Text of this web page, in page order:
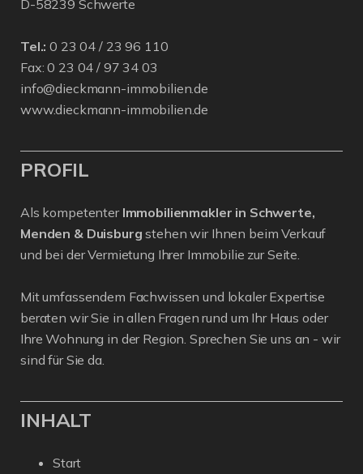
D-58239 Schwerte
Tel.: 0 23 04 / 23 96 110
Fax: 0 23 04 / 97 34 03
info@dieckmann-immobilien.de
www.dieckmann-immobilien.de
PROFIL
Als kompetenter Immobilienmakler in Schwerte,
Menden & Duisburg stehen wir Ihnen beim Verkauf
und bei der Vermietung Ihrer Immobilie zur Seite.
Mit umfassendem Fachwissen und lokaler Expertise
beraten wir Sie in allen Fragen rund um Ihr Haus oder
Ihre Wohnung in der Region. Sprechen Sie uns an - wir
sind für Sie da.
INHALT
Start